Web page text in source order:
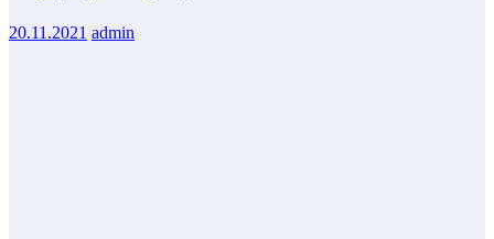
20.11.2021 admin